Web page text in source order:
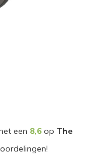
een 8,6op The